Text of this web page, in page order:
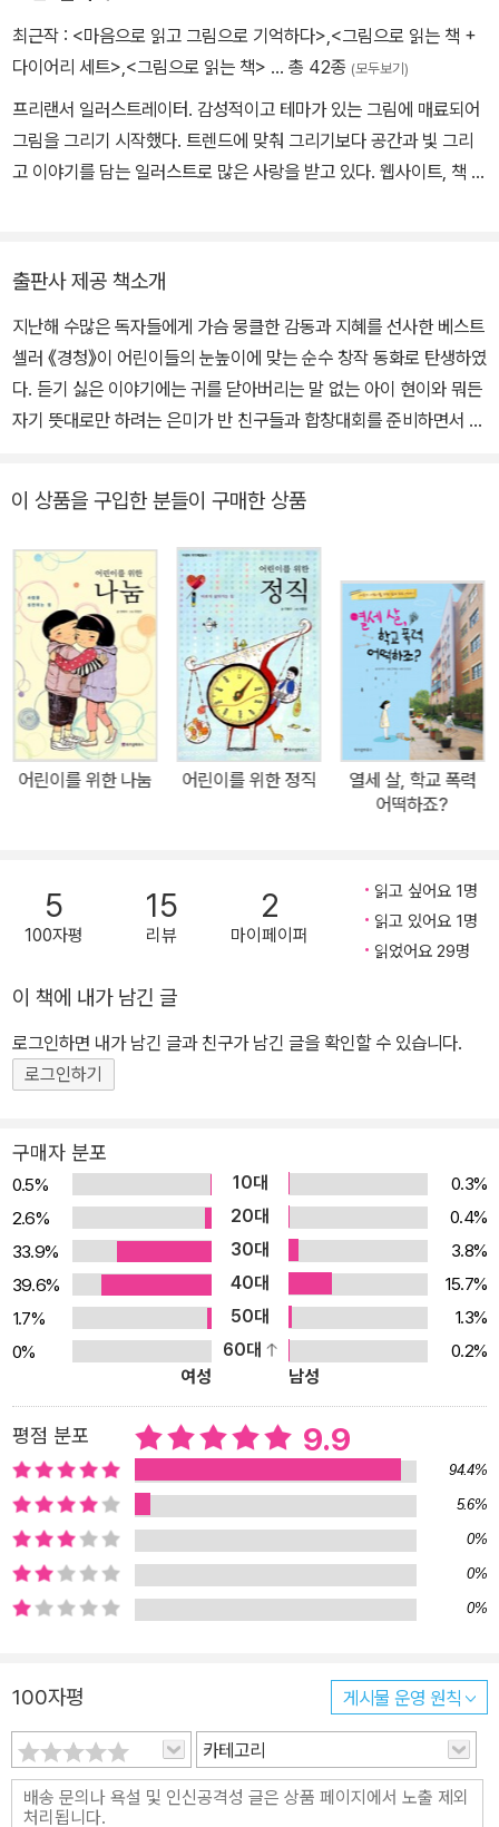
안적 가치를 테마로 한 스토리텔링 작업에도 힘을 쏟고 있다. 저서로
는 《경청》 《연암에게 글쓰기를 배우다》(이상 공저), 《원칙 있는 삶》
최근작 : <마음으로 읽고 그림으로 기억하다> <그림으로 읽는 책 +
다이어리 세트> <그림으로 읽는 책> … 총 42종 (모두보기)
프리랜서 일러스트레이터. 감성적이고 테마가 있는 그림에 매료되어
그림을 그리기 시작했다. 트렌드에 맞춰 그리기보다 공간과 빛 그리
고 이야기를 담는 일러스트로 많은 사랑을 받고 있다. 웹사이트, 책 표
까』, 『스페인, 너는 자유다』 등의 책에 일러스트 작업을 했으며, 그 밖
에 웅진코웨이, SK텔레콤, 롯데마트, HAZZYS, KB카드 등 다수 기
업의 일러스트를 진행했다.
출판사 제공 책소개
지난해 수많은 독자들에게 가슴 뭉클한 감동과 지혜를 선사한 베스트
셀러 《경청》이 어린이들의 눈높이에 맞는 순수 창작 동화로 탄생하였
다. 듣기 싫은 이야기에는 귀를 닫아버리는 말 없는 아이 현이와 뭐든
자기 뜻대로만 하려는 은미가 반 친구들과 합창대회를 준비하면서 서
누는 것보다 제 주장만 목소리 높이거나 성급하게 남의 말을 자르고
끼어드는 경우가 많다. 가정에서도 마찬가지로 공부해라, 학원에 가
라는 명령만 할뿐 아이의 생각을 나누는 대화는 거의 없는 것이 사실
이다. 친구가 친구에게, 부모는 아이에게, 아이는 부모에게 자세를 낮
추고 서로의 이야기에 귀 기울이려는 노력이 필요하다. 가정이든 학
교에서든 상대의 이야기에 귀 기울일 줄 모르면서 상대가 나를 이해
하기를 기대하기는 힘들기 때문이다. 그렇기에 이 책이 전하는 경청
의 메시지는 아이들의 학교생활에 가장 큰 영향을 미치는 친구 관계
에서 우리 아이들에게 꼭 필요한 지혜이며, 부모들이 평소 자녀들과
나누고 싶었던 지침들이다. 따라서 《어린이를 위한 경청》은 좋은 친
지혜를 우리 아이에게도 전해주고 싶다! 귀 기울여 듣는 것은 사람의
마음을 얻는 지혜임을 일깨워준 베스트셀러 《경청》의 메시지를 자녀
들에게도 전하고 싶다는 독자들의 요청이 많았다. 특히 다른 자기계
시에 어린 자녀들의 눈높이에 맞게 경청의 지혜를 들려주고 싶다는
의견이었다. 우리 아이들은 학교에서 또는 학원에서 각기 다른 개성
을 가진 친구들과 만나게 된다. 도대체 무슨 생각을 하는지 알 수 없는
종종 친구들과 부딪히고, 싸우고 오해하게 된다. 집에서도 마찬가지
로 마음을 열고 서로의 이야기에 귀 기울이는 대화보다는 이거해라,
저거해라는 명령만 듣기 일쑤인 우리 아이들에게 마음의 문을 열고
친구, 가족의 이야기에 귀 기울이는 경청의 힘을 알려주고 싶다는 간
절한 바람이 담긴 책이다.
이 상품을 구입한 분들이 구매한 상품
어린이를 위한 나눔 어린이를 위한 정직
열세 살, 학교 폭력
어떡하죠?
5
100자평
15
리뷰
2
마이페이퍼
읽고 싶어요 1명
읽고 있어요 1명
읽었어요 29명
이 책에 내가 남긴 글
로그인하면 내가 남긴 글과 친구가 남긴 글을 확인할 수 있습니다.
로그인하기
구매자 분포
0.5% 10대
0.3%
2.6%
20대
0.4%
33.9%
30대
3.8%
39.6%
40대
15.7%
1.7%
50대
1.3%
0%
60대
0.2%
여성
남성
평점 분포 9.9
94.4%
5.6%
0%
0%
0%
100자평 게시물 운영 원칙
카테고리